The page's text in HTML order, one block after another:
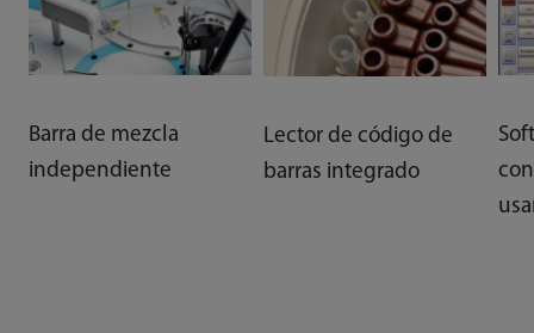
Barra de mezcla
independiente
Lector de código de
barras integrado